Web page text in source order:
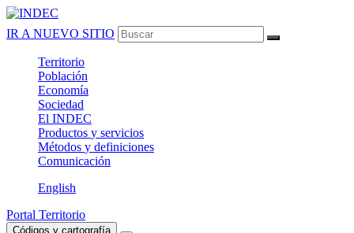
IR A NUEVO SITIO
Territorio
Población
Economía
Sociedad
El INDEC
Productos y servicios
Métodos y definiciones
Comunicación
English
Portal Territorio
Códigos y cartografía